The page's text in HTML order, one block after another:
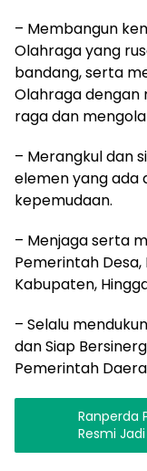
– Membangun
Olahraga yang
bandang, serta
Olahraga
raga dan
– Merangkul dan
elemen yang ada
kepemudaan.
– Menjaga serta
Pemerintah
Kabupaten,
– Selalu
dan Siap
Pemerintah
Ranperda
Resmi